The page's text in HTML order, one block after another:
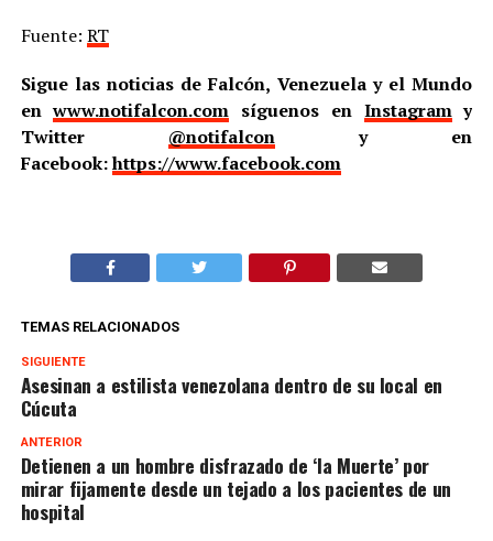
Fuente: RT
Sigue las noticias de Falcón, Venezuela y el Mundo
enwww.notifalcon.com síguenos en Instagramy
Twitter @notifalcony en
Facebook:https://www.facebook.com
TEMAS RELACIONADOS
SIGUIENTE
Asesinan a estilista venezolana dentro de su local en
Cúcuta
ANTERIOR
Detienen a un hombre disfrazado de ‘la Muerte’ por
mirar fijamente desde un tejado a los pacientes de un
hospital